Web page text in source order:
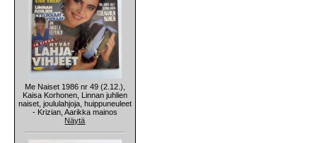
Me Naiset 1986 nr 49 (2.12.),
Kaisa Korhonen, Linnan juhlien
naiset, joululahjoja, huippuneuleet
- Krizian, Aarikka mainos
Näytä